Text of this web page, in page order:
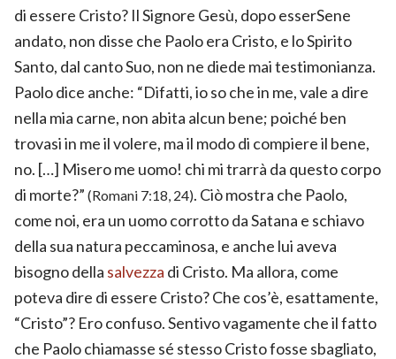
di essere Cristo? Il Signore Gesù, dopo esserSene
andato, non disse che Paolo era Cristo, e lo Spirito
Santo, dal canto Suo, non ne diede mai testimonianza.
Paolo dice anche: “Difatti, io so che in me, vale a dire
nella mia carne, non abita alcun bene; poiché ben
trovasi in me il volere, ma il modo di compiere il bene,
no. […] Misero me uomo! chi mi trarrà da questo corpo
di morte?” (Romani 7:18, 24). Ciò mostra che Paolo,
come noi, era un uomo corrotto da Satana e schiavo
della sua natura peccaminosa, e anche lui aveva
bisogno della salvezza di Cristo. Ma allora, come
poteva dire di essere Cristo? Che cos’è, esattamente,
“Cristo”? Ero confuso. Sentivo vagamente che il fatto
che Paolo chiamasse sé stesso Cristo fosse sbagliato,